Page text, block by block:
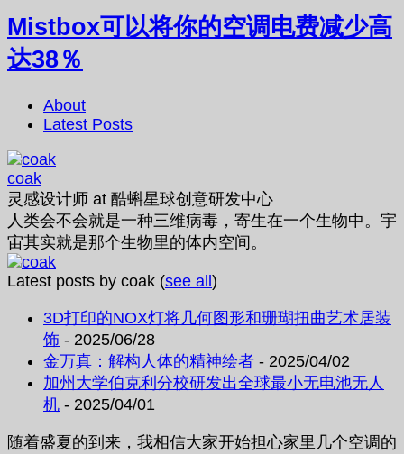
Mistbox可以将你的空调电费减少高
达38％
About
Latest Posts
coak
灵感设计师 at 酷蝌星球创意研发中心
人类会不会就是一种三维病毒，寄生在一个生物中。宇
宙其实就是那个生物里的体内空间。
Latest posts by coak (see all)
3D打印的NOX灯将几何图形和珊瑚扭曲艺术居装
饰 - 2025/06/28
金万真：解构人体的精神绘者 - 2025/04/02
加州大学伯克利分校研发出全球最小无电池无人
机 - 2025/04/01
随着盛夏的到来，我相信大家开始担心家里几个空调的